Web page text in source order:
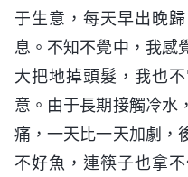
于生意，每天早出晚
息。不知不覺中，我感
大把地掉頭髮，我也
意。由于長期接觸冷水
痛，一天比一天加劇，
不好魚，連筷子也拿